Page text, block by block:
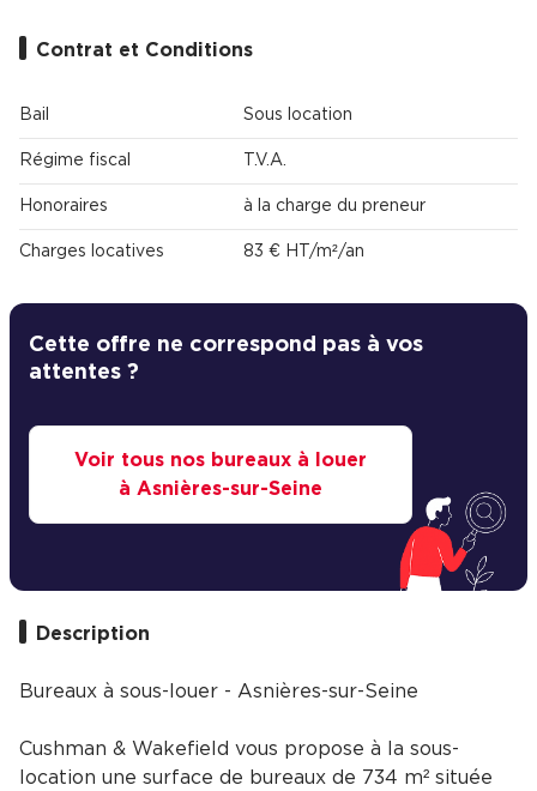
Contrat et Conditions
Bail Sous location
Régime fiscal T.V.A.
Honoraires à la charge du preneur
Charges locatives 83 € HT/m²/an
Cette offre ne correspond pas à vos
attentes ?
Voir tous nos bureaux à louer
à Asnières-sur-Seine
Description
Bureaux à sous-louer - Asnières-sur-Seine
Cushman & Wakefield vous propose à la sous-
location une surface de bureaux de 734 m² située